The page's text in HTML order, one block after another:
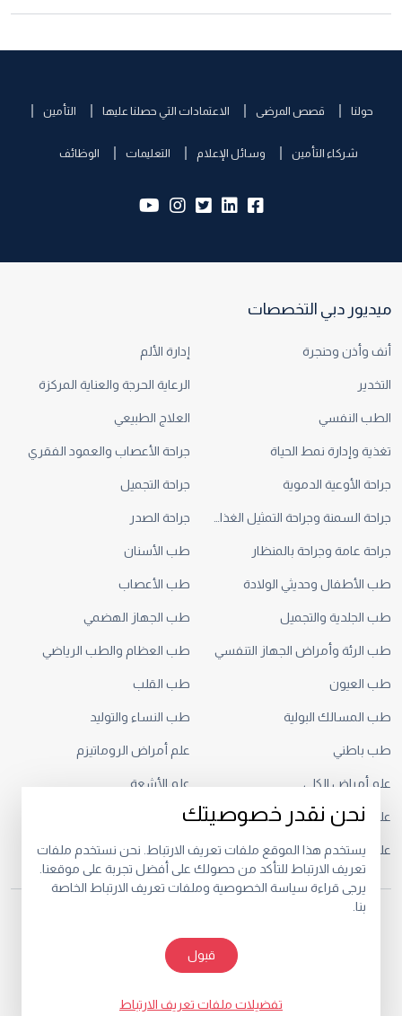
حولنا قصص المرضى الاعتمادات التي حصلنا عليها التأمين
شركاء التأمين وسائل الإعلام التعليمات الوظائف
fb:
lk:
tw:
insta:
yb:
ميديور دبي التخصصات
أنف وأذن وحنجرة إدارة الألم
التخدير الرعاية الحرجة والعناية المركزة
الطب النفسي العلاج الطبيعي
تغذية وإدارة نمط الحياة جراحة الأعصاب والعمود الفقري
جراحة الأوعية الدموية جراحة التجميل
جراحة الصدر
جراحة عامة وجراحة بالمنظار طب الأسنان
طب الأطفال وحديثي الولادة طب الأعصاب
طب الجلدية والتجميل طب الجهاز الهضمي
طب الرئة وأمراض الجهاز التنفسي طب العظام والطب الرياضي
طب العيون طب القلب
طب المسالك البولية طب النساء والتوليد
طب باطني علم أمراض الروماتيزم
علم أمراض الكلى علم الأشعة
علم الأورام علم السمع وأمراض النطق
علم النفس السريري
خصوصية
البنود و الظروف
نحن نقدر خصوصيتك
يستخدم هذا الموقع ملفات تعريف الارتباط. نحن نستخدم ملفات
تعريف الارتباط للتأكد من حصولك على أفضل تجربة على موقعنا.
يرجى قراءة سياسة الخصوصية وملفات تعريف الارتباط الخاصة
بنا.
قبول
تفضيلات ملفات تعريف الارتباط